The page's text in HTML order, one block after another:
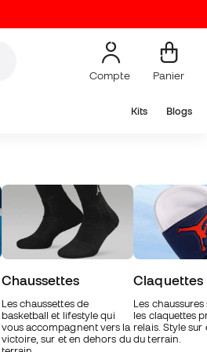
Compte Panier
Kits Blogs
Chaussettes
Les chaussettes de
basketball et lifestyle qui
vous accompagnent vers la
victoire, sur et en dehors du
Claquettes
Les
les claquettes
relais. Style
du terrain.